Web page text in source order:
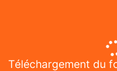
Téléchargement du